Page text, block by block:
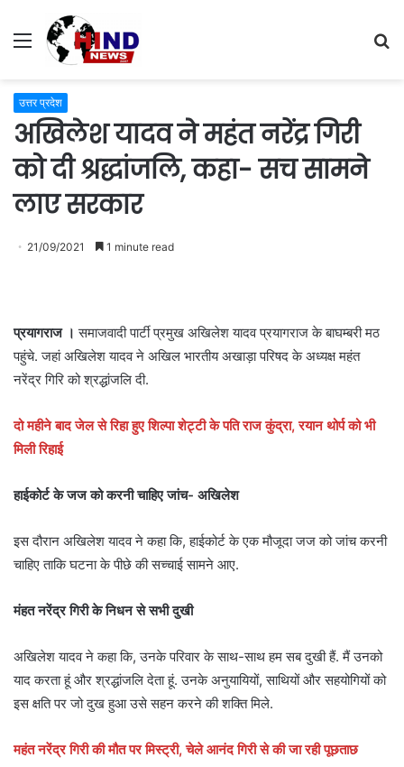
Menu
उत्तर प्रदेश
अखिलेश यादव ने महंत नरेंद्र गिरी
को दी श्रद्धांजलि, कहा- सच सामने
लाए सरकार
21/09/2021 1 minute read
प्रयागराज । समाजवादी पार्टी प्रमुख अखिलेश यादव प्रयागराज के बाघम्बरी मठ
पहुंचे. जहां अखिलेश यादव ने अखिल भारतीय अखाड़ा परिषद के अध्यक्ष महंत
नरेंद्र गिरि को श्रद्धांजलि दी.
दो महीने बाद जेल से रिहा हुए शिल्पा शेट्टी के पति राज कुंद्रा, रयान थोर्प को भी
मिली रिहाई
हाईकोर्ट के जज को करनी चाहिए जांच- अखिलेश
इस दौरान अखिलेश यादव ने कहा कि, हाईकोर्ट के एक मौजूदा जज को जांच करनी
चाहिए ताकि घटना के पीछे की सच्चाई सामने आए.
मंहत नरेंद्र गिरी के निधन से सभी दुखी
अखिलेश यादव ने कहा कि, उनके परिवार के साथ-साथ हम सब दुखी हैं. मैं उनको
याद करता हूं और श्रद्धांजलि देता हूं. उनके अनुयायियों, साथियों और सहयोगियों को
इस क्षति पर जो दुख हुआ उसे सहन करने की शक्ति मिले.
महंत नरेंद्र गिरी की मौत पर मिस्ट्री, चेले आनंद गिरी से की जा रही पूछताछ